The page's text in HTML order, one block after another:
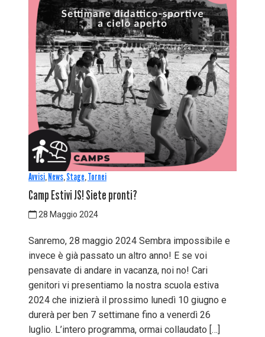
Avvisi,News,Stage,Tornei
Camp Estivi JS! Siete pronti?
28 Maggio 2024
Sanremo, 28 maggio 2024 Sembra impossibile e
invece è già passato un altro anno! E se voi
pensavate di andare in vacanza, noi no! Cari
genitori vi presentiamo la nostra scuola estiva
2024 che inizierà il prossimo lunedì 10 giugno e
durerà per ben 7 settimane fino a venerdì 26
luglio. L’intero programma, ormai collaudato […]